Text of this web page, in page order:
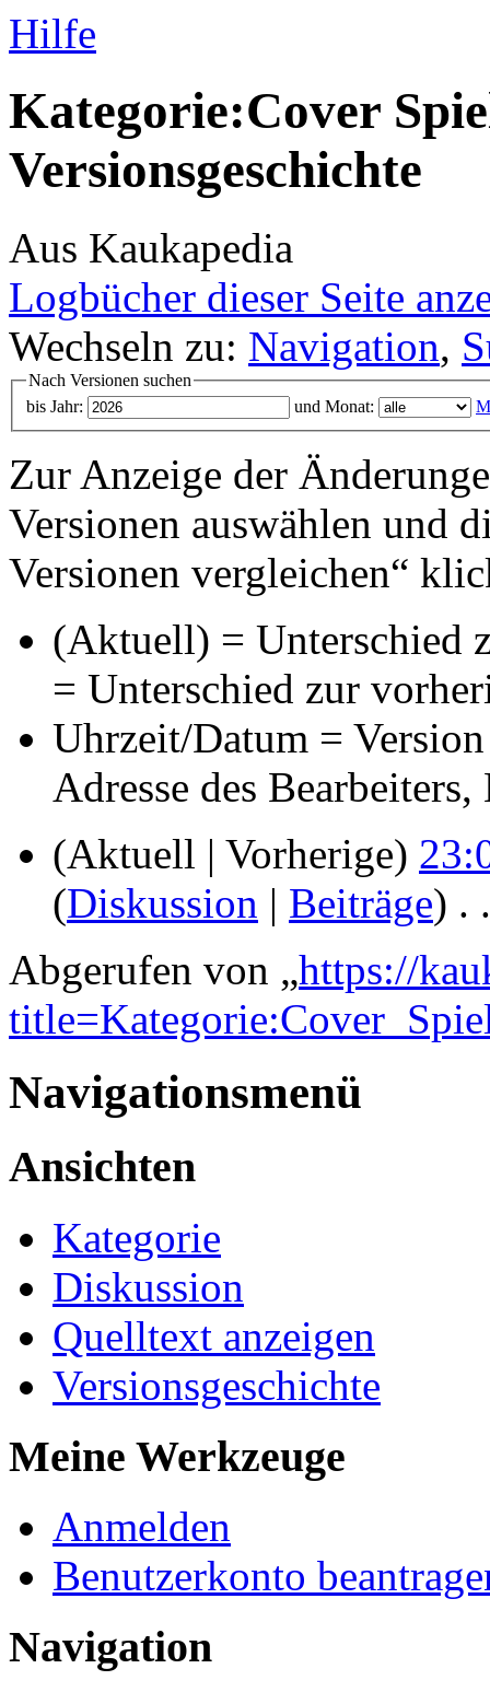
Hilfe
Kategorie:Cover
Versionsgeschichte
Aus Kaukapedia
Logbücher dieser Seite
Wechseln zu: Navigation,
Nach Versionen suchen
bis Jahr:
und Monat:
Zur Anzeige der
Versionen auswählen und
Versionen vergleichen“
(Aktuell) = Unterschied
= Unterschied zur
Uhrzeit/Datum =
Adresse des
(Aktuell | Vorherige)
(Diskussion | Beiträge) . .
Abgerufen von „https://
Navigationsmenü
Ansichten
Kategorie
Diskussion
Quelltext anzeigen
Versionsgeschichte
Meine Werkzeuge
Anmelden
Benutzerkonto
Navigation